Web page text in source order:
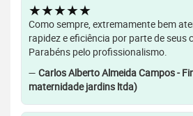
★★★★★
Como sempre, extremamente bem
rapidez e eficiência por parte de seus
Parabéns pelo profissionalismo.
— Carlos Alberto Almeida Campos -
maternidade jardins ltda)